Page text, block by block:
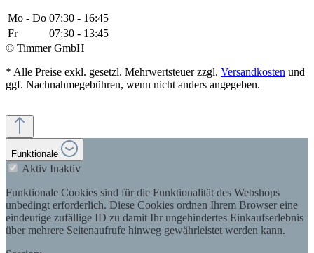
Mo - Do 07:30 - 16:45
Fr
07:30 - 13:45
© Timmer GmbH
* Alle Preise exkl. gesetzl. Mehrwertsteuer zzgl. Versandkosten und
ggf. Nachnahmegebühren, wenn nicht anders angegeben.
Funktionale
Aktiv Inaktiv
Funktionale Cookies sind für die Funktionalität des Webshops
unbedingt erforderlich. Diese Cookies ordnen Ihrem Browser eine
eindeutige zufällige ID zu damit Ihr ungehindertes Einkaufserlebnis
über mehrere Seitenaufrufe hinweg gewährleistet werden kann.